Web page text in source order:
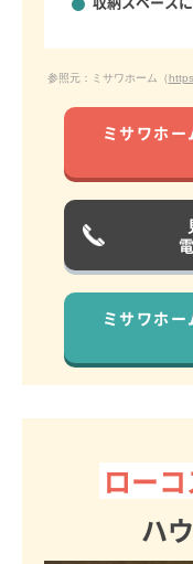
参照元：ミサワホーム（
ミサワホ
ミサワホ
ロー
ハ